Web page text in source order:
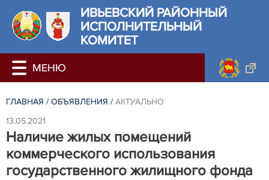
ИВЬЕВСКИЙ РАЙОННЫЙ
ИСПОЛНИТЕЛЬНЫЙ
КОМИТЕТ
ГЛАВНАЯ / ОБЪЯВЛЕНИЯ / АКТУАЛЬНО
13.05.2021
Наличие жилых помещений
коммерческого использования
государственного жилищного фонда